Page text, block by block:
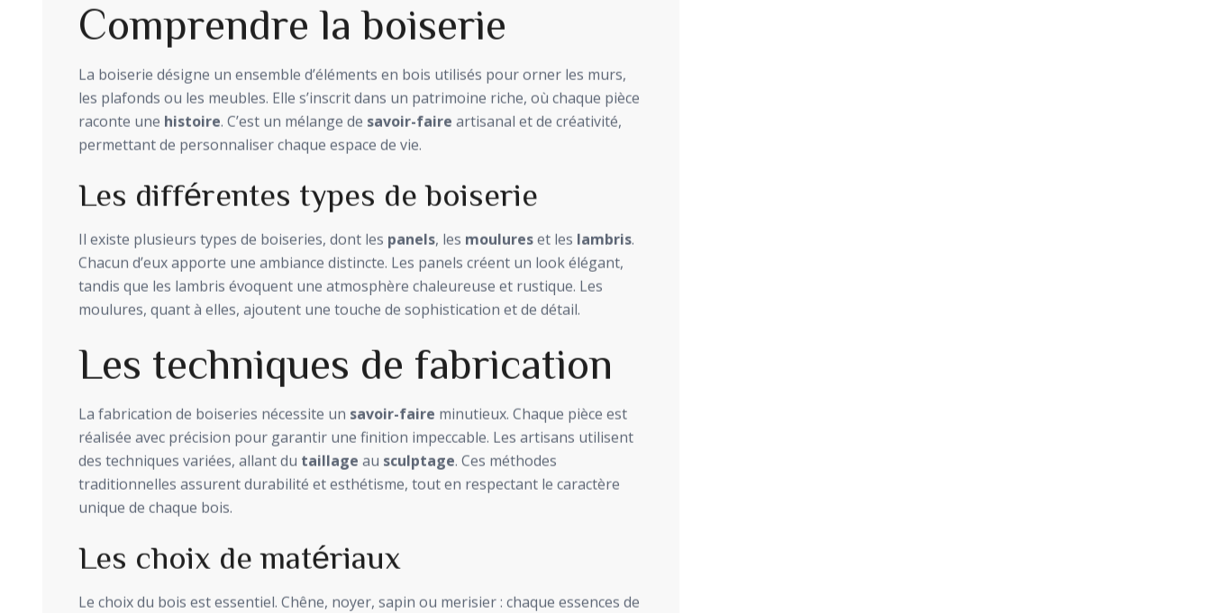
Comprendre la boiserie
La boiserie désigne un ensemble d’éléments en bois utilisés pour orner les murs,
les plafonds ou les meubles. Elle s’inscrit dans un patrimoine riche, où chaque pièce
raconte une histoire. C’est un mélange de savoir-faire artisanal et de créativité,
permettant de personnaliser chaque espace de vie.
Les différentes types de boiserie
Il existe plusieurs types de boiseries, dont les panels, les moulureset les lambris.
Chacun d’eux apporte une ambiance distincte. Les panels créent un look élégant,
tandis que les lambris évoquent une atmosphère chaleureuse et rustique. Les
moulures, quant à elles, ajoutent une touche de sophistication et de détail.
Les techniques de fabrication
La fabrication de boiseries nécessite un savoir-faire minutieux. Chaque pièce est
réalisée avec précision pour garantir une finition impeccable. Les artisans utilisent
des techniques variées, allant du taillage au sculptage. Ces méthodes
traditionnelles assurent durabilité et esthétisme, tout en respectant le caractère
unique de chaque bois.
Les choix de matériaux
Le choix du bois est essentiel. Chêne, noyer, sapin ou merisier : chaque essences de